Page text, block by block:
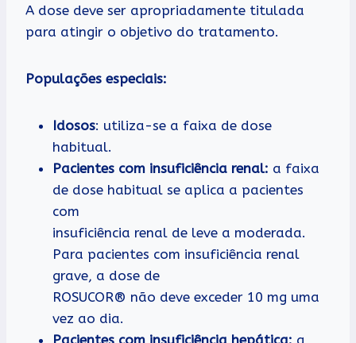
A dose deve ser apropriadamente titulada
para atingir o objetivo do tratamento.
Populações especiais:
Idosos: utiliza-se a faixa de dose
habitual.
Pacientes com insuficiência renal: a faixa
de dose habitual se aplica a pacientes
com
insuficiência renal de leve a moderada.
Para pacientes com insuficiência renal
grave, a dose de
ROSUCOR® não deve exceder 10 mg uma
vez ao dia.